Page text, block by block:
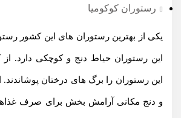
رستوران کوکومیا
یکی از بهترین رستوران های این کشور
این رستوران حیاط دنج و کوچکی دارد.
این رستوران را برگ های درختان
و دنج مکانی آرامش بخش برای صرف